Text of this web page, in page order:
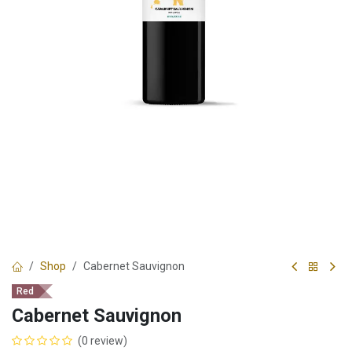
Shop Cabernet Sauvignon
Red
Cabernet Sauvignon
(0 review)